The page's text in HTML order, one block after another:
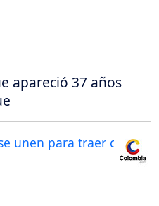
apareció 37 años